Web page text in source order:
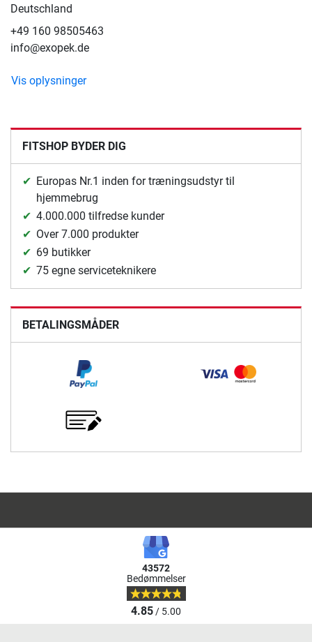
Deutschland
+49 160 98505463
info@exopek.de
Vis oplysninger
FITSHOP BYDER DIG
Europas Nr.1 inden for træningsudstyr til
hjemmebrug
4.000.000 tilfredse kunder
Over 7.000 produkter
69 butikker
75 egne serviceteknikere
BETALINGSMÅDER
43572
Bedømmelser
4.85/ 5.00